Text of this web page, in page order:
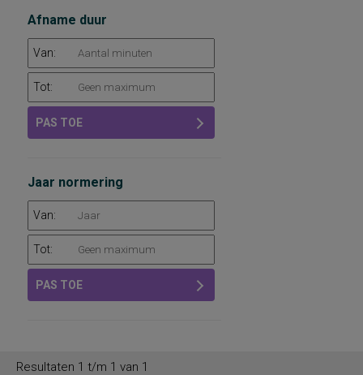
Afname duur
Van:
Tot:
PAS TOE
Jaar normering
Van:
Tot:
PAS TOE
Resultaten 1 t/m 1 van 1